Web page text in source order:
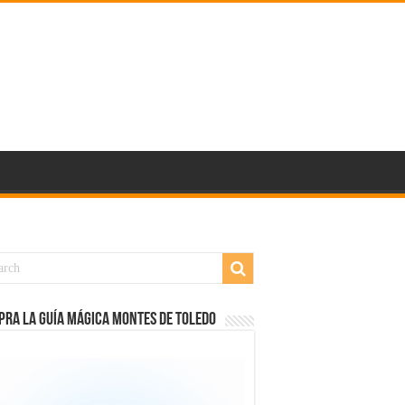
LA GUÍA MÁGICA MONTES DE TOLEDO